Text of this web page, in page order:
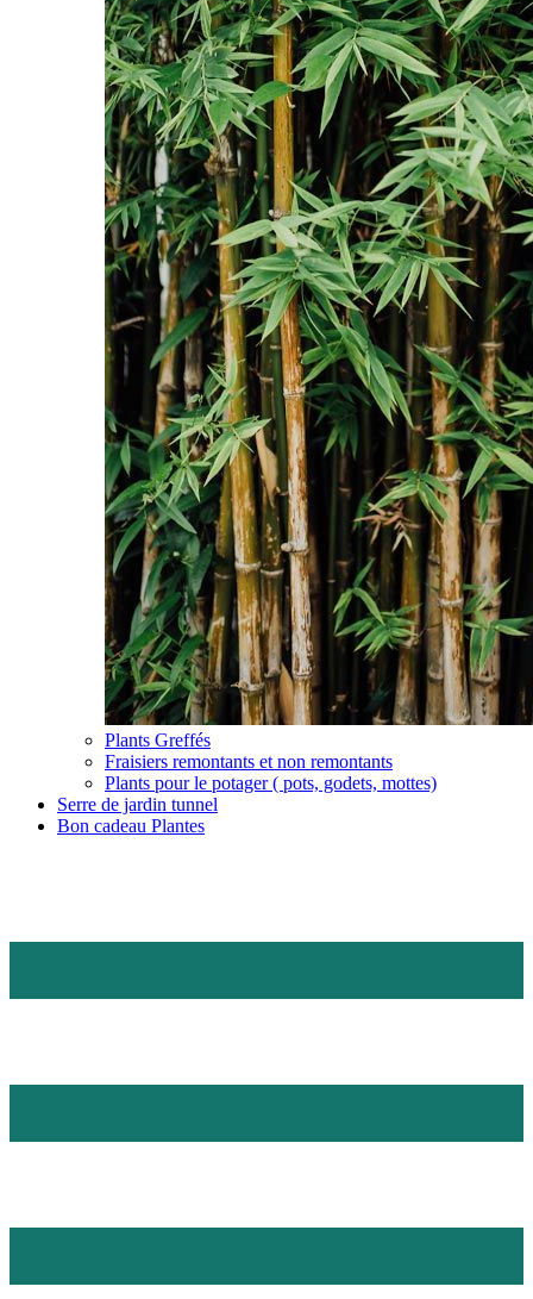
Plants Greffés
Fraisiers remontants et non remontants
Plants pour le potager ( pots, godets, mottes)
Serre de jardin tunnel
Bon cadeau Plantes